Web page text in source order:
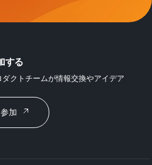
する
クトチームが情報交換やアイデア
加